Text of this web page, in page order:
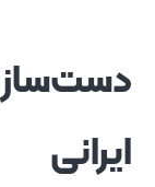
دست‌ساز
ایرانی